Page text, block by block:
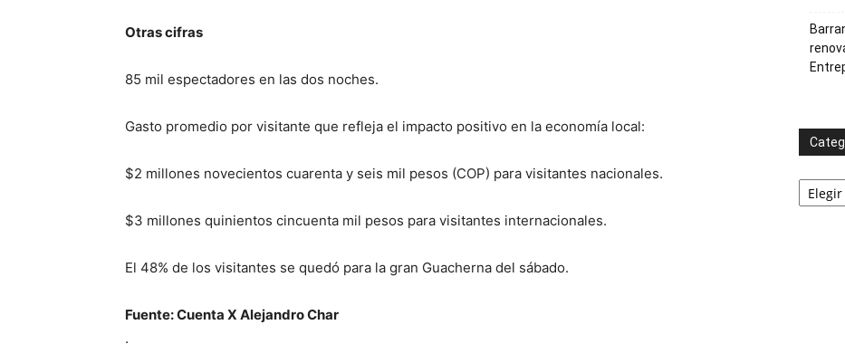
Otras cifras
85 mil espectadores en las dos noches.
Gasto promedio por visitante que refleja el impacto positivo en la economía local:
$2 millones novecientos cuarenta y seis mil pesos (COP) para visitantes nacionales.
$3 millones quinientos cincuenta mil pesos para visitantes internacionales.
El 48% de los visitantes se quedó para la gran Guacherna del sábado.
Fuente: Cuenta X Alejandro Char
.